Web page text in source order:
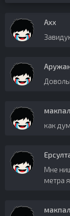
Ахх
макпал
как
Мне
метра
макпал